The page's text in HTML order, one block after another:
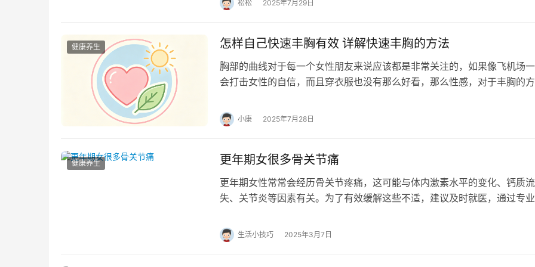
松松 2025年7月29日
健康养生 怎样自己快速丰胸有效 详解快速丰胸的方法
胸部的曲线对于每一个女性朋友来说应该都是非常关注的，如果像飞机场
会打击女性的自信，而且穿衣服也没有那么好看，那么性感，对于丰胸的方
小康 2025年7月28日
健康养生 更年期女很多骨关节痛
更年期女性常常会经历骨关节疼痛，这可能与体内激素水平的变化、钙质流
失、关节炎等因素有关。为了有效缓解这些不适，建议及时就医，通过专
生活小技巧 2025年3月7日